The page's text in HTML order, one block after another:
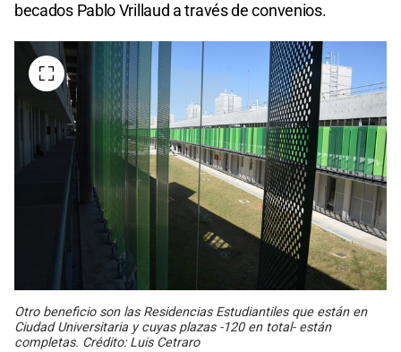
becados Pablo Vrillaud a través de convenios.
Otro beneficio son las Residencias Estudiantiles que están en
Ciudad Universitaria y cuyas plazas -120 en total- están
completas. Crédito: Luis Cetraro